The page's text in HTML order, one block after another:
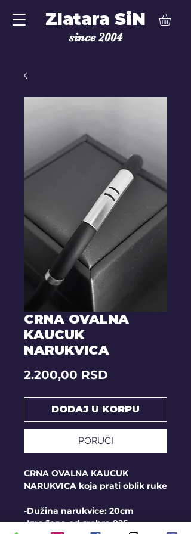
Zlatara SiN
since 2004
CRNA OVALNA
KAUCUK
NARUKVICA
2.200,00 RSD
DODAJ U KORPU
PORUČI
CRNA OVALNA KAUCUK
NARUKVICA koja prati oblik ruke
-Dužina narukvice: 20cm
-Izrađena od srebra 925